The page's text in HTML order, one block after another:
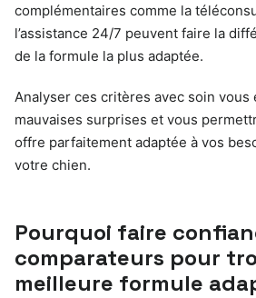
complémentaires comme la
l’assistance 24/7 peuvent faire la
de la formule la plus adaptée.
Analyser ces critères avec soin vous
mauvaises surprises et vous
offre parfaitement adaptée à vos
votre chien.
Pourquoi faire
comparateurs pour
meilleure formule